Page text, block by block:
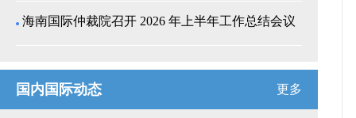
海南国际仲裁院召开 2026 年上半年工作总结会议
国内国际动态 更多